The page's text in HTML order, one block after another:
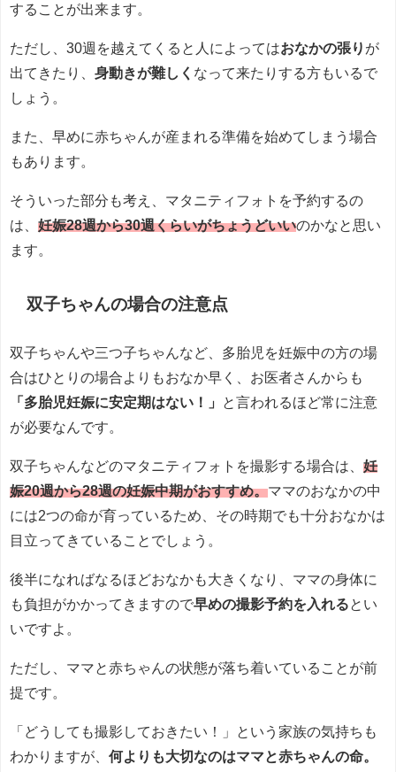
することが出来ます。
ただし、30週を越えてくると人によってはおなかの張り が
出てきたり、 身動きが難しく なって来たりする方もいるで
しょう。
また、早めに赤ちゃんが産まれる準備を始めてしまう場合
もあります。
そういった部分も考え、マタニティフォトを予約するの
は、 妊娠28週から30週くらいがちょうどいいのかなと思い
ます。
双子ちゃんの場合の注意点
双子ちゃんや三つ子ちゃんなど、多胎児を妊娠中の方の場
合はひとりの場合よりもおなか早く、お医者さんからも
「多胎児妊娠に安定期はない！」
と言われるほど常に注意
が必要なんです。
双子ちゃんなどのマタニティフォトを撮影する場合は、 妊
娠20週から28週の妊娠中期がおすすめ。ママのおなかの中
には2つの命が育っているため、その時期でも十分おなかは
目立ってきていることでしょう。
後半になればなるほどおなかも大きくなり、ママの身体に
も負担がかかってきますので早めの撮影予約を入れる とい
いですよ。
ただし、ママと赤ちゃんの状態が落ち着いていることが前
提です。
「どうしても撮影しておきたい！」という家族の気持ちも
わかりますが、 何よりも大切なのはママと赤ちゃんの命。